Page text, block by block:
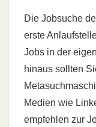
Die Jobsuche
erste
Jobs in der
hinaus sollten
Medien wie
empfehlen zur